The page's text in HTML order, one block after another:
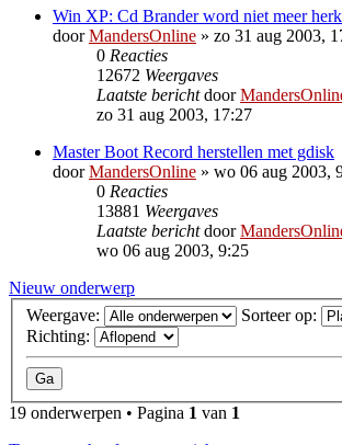
Win XP: Cd Brander word niet meer
doorMandersOnline » zo 31 aug 2003,
0 Reacties
12672 Weergaves
Laatste berichtdoor
zo 31 aug 2003, 17:27
Master Boot Record herstellen met gdisk
doorMandersOnline » wo 06 aug 2003,
0 Reacties
13881 Weergaves
Laatste berichtdoor
wo 06 aug 2003, 9:25
Nieuw onderwerp
Weergave:
Sorteer op:
Richting:
19 onderwerpen • Pagina 1 van 1